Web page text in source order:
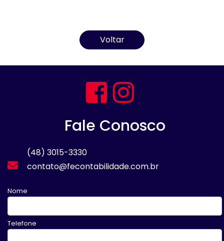
Voltar
Fale Conosco
(48) 3015-3330
contato@fecontabilidade.com.br
Nome
Telefone